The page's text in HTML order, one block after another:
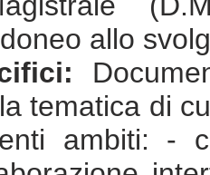
allo
tematica di
ambiti: -